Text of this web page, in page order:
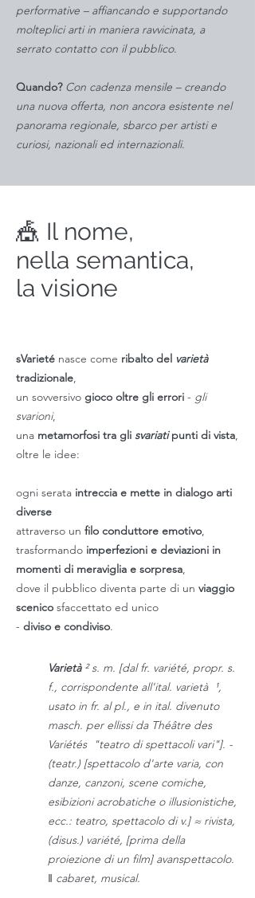
performative – affiancando e supportando
molteplici arti in maniera ravvicinata, a
serrato contatto con il pubblico.
Quando? Con cadenza mensile – creando
una nuova offerta, non ancora esistente nel
panorama regionale, sbarco per artisti e
curiosi, nazionali ed internazionali.
🎪 Il nome,
nella semantica,
la visione
sVarieté nasce come ribalto del varietà
tradizionale,
un sovversivo gioco oltre gli errori - gli
svarioni,
una metamorfosi tra gli svariatipunti di vista,
oltre le idee:
ogni serata intreccia e mette in dialogo arti
diverse
attraverso un filo conduttore emotivo,
trasformando imperfezioni e deviazioni in
momenti di meraviglia e sorpresa,
dove il pubblico diventa parte di un viaggio
scenico sfaccettato ed unico
- diviso e condiviso.
Varietà ² s. m. [dal fr. variété, propr. s.
f., corrispondente all'ital. varietà ¹,
usato in fr. al pl., e in ital. divenuto
masch. per ellissi da Théâtre des
Variétés "teatro di spettacoli vari"]. -
(teatr.) [spettacolo d'arte varia, con
danze, canzoni, scene comiche,
esibizioni acrobatiche o illusionistiche,
ecc.: teatro, spettacolo di v.] ≈ rivista,
(disus.) variété, [prima della
proiezione di un film] avanspettacolo.
‖ cabaret, musical.